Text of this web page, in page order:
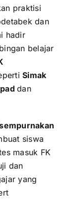
praktisi
dan
hadir
belajar
Simak
dan
siswa
masuk FK
dan
yang